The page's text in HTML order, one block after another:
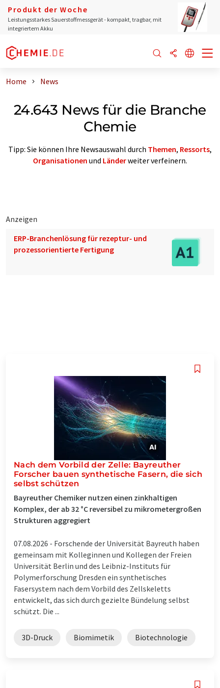
Produkt der Woche
Leistungsstarkes Sauerstoffmessgerät - kompakt, tragbar, mit
integriertem Akku
Home News
24.643 News für die Branche
Chemie
Tipp: Sie können Ihre Newsauswahl durch Themen, Ressorts,
Organisationen und Länderweiter verfeinern.
Anzeigen
ERP-Branchenlösung für rezeptur- und
prozessorientierte Fertigung
Nach dem Vorbild der Zelle: Bayreuther
Forscher bauen synthetische Fasern, die sich
selbst schützen
Bayreuther Chemiker nutzen einen zinkhaltigen
Komplex, der ab 32 °C reversibel zu mikrometergroßen
Strukturen aggregiert
07.08.2026 - Forschende der Universität Bayreuth haben
gemeinsam mit Kolleginnen und Kollegen der Freien
Universität Berlin und des Leibniz-Instituts für
Polymerforschung Dresden ein synthetisches
Fasersystem nach dem Vorbild des Zellskeletts
entwickelt, das sich durch gezielte Bündelung selbst
schützt. Die ...
3D-Druck Biomimetik Biotechnologie